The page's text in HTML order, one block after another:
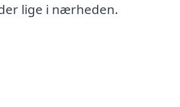
lige i nærheden.